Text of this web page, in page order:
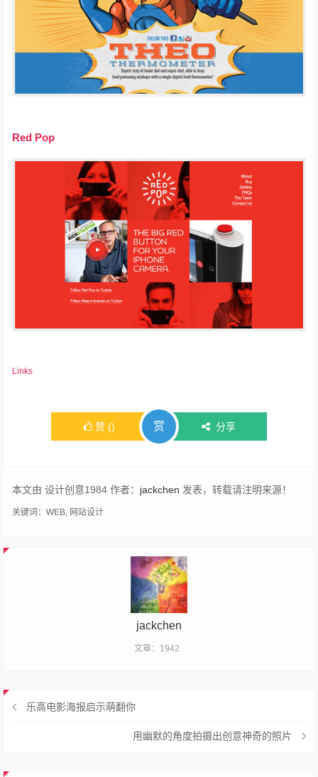
Red Pop
Links
赞 () 赏 分享
本文由 设计创意1984 作者： jackchen 发表，转载请注明来源！
关键词：WEB, 网站设计
jackchen
文章：1942
乐高电影海报启示萌翻你
用幽默的角度拍摄出创意神奇的照片